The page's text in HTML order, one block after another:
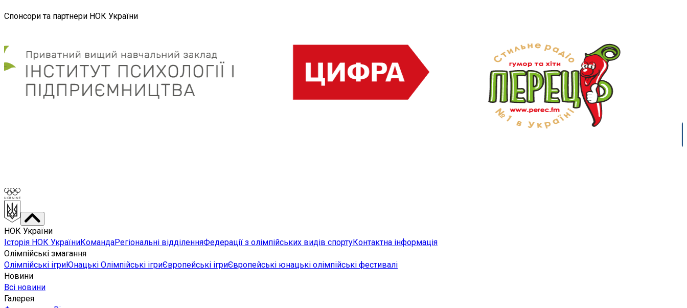
Спонсори та партнери НОК України
НОК України
Історія НОК УкраїниКомандаРегіональні відділенняФедерації з олімпійських видів спортуКонтактна інформація
Олімпійські змагання
Олімпійські ігриЮнацькі Олімпійські ігриЄвропейські ігриЄвропейські юнацькі олімпійські фестивалі
Новини
Всі новини
Галерея